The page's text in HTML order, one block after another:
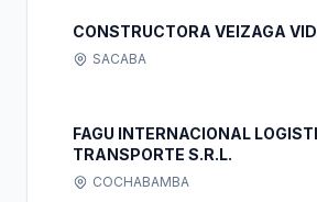
CONSTRUCTORA VEIZAGA
SACABA
FAGU INTERNACIONAL
TRANSPORTE S.R.L.
COCHABAMBA